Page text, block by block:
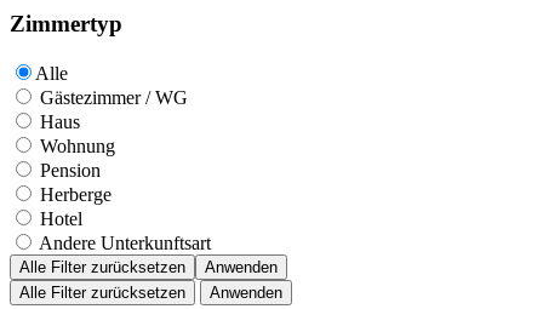
Zimmertyp
Alle
Gästezimmer / WG
Haus
Wohnung
Pension
Herberge
Hotel
Andere Unterkunftsart
Alle Filter zurücksetzen
Anwenden
Alle Filter zurücksetzen
Anwenden